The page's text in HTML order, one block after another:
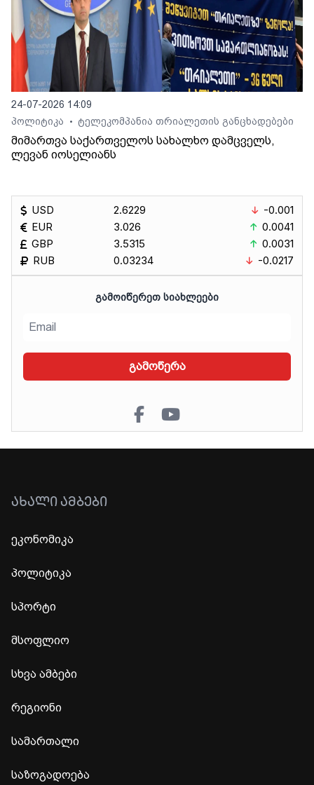
24-07-2026 14:09
პოლიტიკა
• ტელეკომპანია თრიალეთის განცხადებები
მიმართვა საქართველოს სახალხო დამცველს,
ლევან იოსელიანს
USD
EUR
GBP
RUB
2.6229
3.026
3.5315
0.03234
-0.001
0.0041
0.0031
-0.0217
ᲒᲐᲛᲝᲘᲬᲔᲠᲔᲗ ᲡᲘᲐᲮᲚᲔᲔᲑᲘ
გამოწერა
ᲐᲮᲐᲚᲘ ᲐᲛᲑᲔᲑᲘ
ეკონომიკა
პოლიტიკა
სპორტი
მსოფლიო
სხვა ამბები
რეგიონი
სამართალი
საზოგადოება